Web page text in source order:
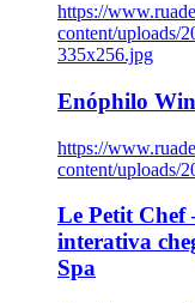
https://
content/uploads/
335x256.jpg
Enóphilo
https://
content/uploads/
Le Petit Chef
interativa
Spa